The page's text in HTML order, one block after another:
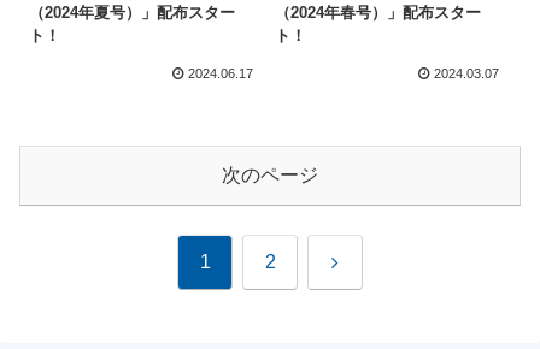
（2024年夏号）」配布スター
ト！
2024.06.17
（2024年春号）」配布スター
ト！
2024.03.07
次のページ
1 2 次